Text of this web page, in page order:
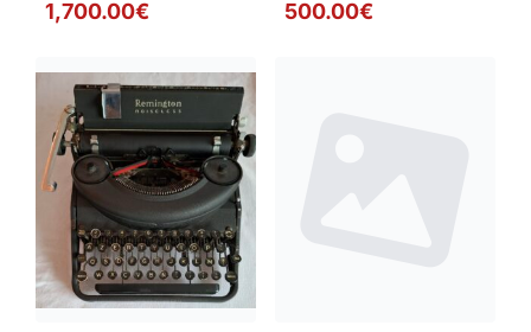
1,700.00€ 500.00€